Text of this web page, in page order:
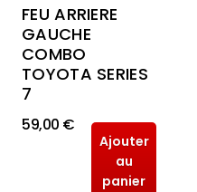
FEU ARRIERE
GAUCHE
COMBO
TOYOTA SERIES
7
59,00 €
Ajouter
au
panier